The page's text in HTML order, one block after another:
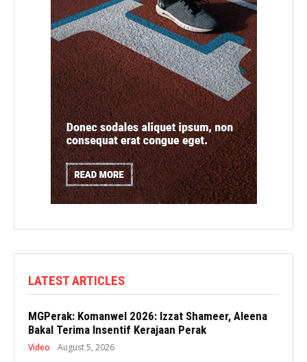
LATEST ARTICLES
MGPerak: Komanwel 2026: Izzat Shameer, Aleena
Bakal Terima Insentif Kerajaan Perak
Video August 5, 2026